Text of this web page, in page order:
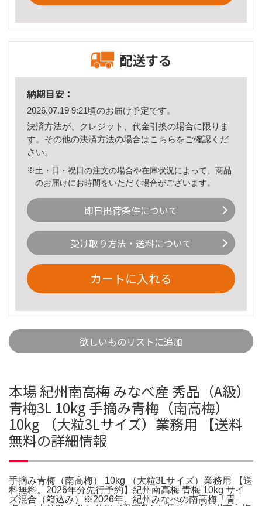
配送する
納期目安：
2026.07.19 9:21頃のお届け予定です。
決済方法が、クレジット、代金引換の場合に限りま
す。その他の決済方法の場合はこちら をご確認くだ
さい。
※土・日・祝日の注文の場合や在庫状況によって、商品
のお届けにお時間をいただく場合がございます。
即日出荷条件について
受け取り方法・送料について
カートに入れる
欲しいものリストに追加
本場 紀州南高梅 みなべ産 秀品（A級）
青梅3L 10kg 手摘み青梅（南高梅）
10kg （大粒3Lサイズ）業務用 【送料
無料の詳細情報
手摘み青梅（南高梅） 10kg （大粒3Lサイズ）業務用 【送
料無料。2026年分先行予約】紀州南高梅 青梅 10kg サイ
ズ混合（箱込み）※2026年。紀州みなべの南高梅「青